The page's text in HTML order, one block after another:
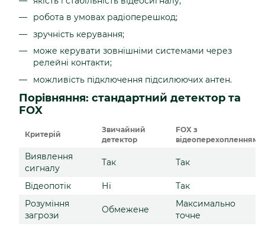
робота в умовах радіоперешкод;
зручність керування;
може керувати зовнішніми системами через
релейні контакти;
можливість підключення підсилюючих антен.
Порівняння: стандартний детектор та
FOX
Критерій
Звичайний
детектор
FOX з
відеоперехопленням
Виявлення
сигналу
Так Так
Відеопотік Ні
Так
Розуміння
загрози
Обмежене
Максимально
точне